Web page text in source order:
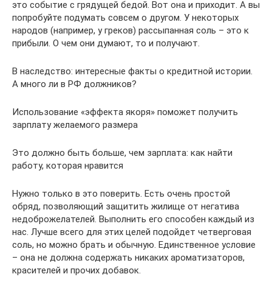
это событие с грядущей бедой. Вот она и приходит. А вы
попробуйте подумать совсем о другом. У некоторых
народов (например, у греков) рассыпанная соль – это к
прибыли. О чем они думают, то и получают.
В наследство: интересные факты о кредитной истории.
А много ли в РФ должников?
Использование «эффекта якоря» поможет получить
зарплату желаемого размера
Это должно быть больше, чем зарплата: как найти
работу, которая нравится
Нужно только в это поверить. Есть очень простой
обряд, позволяющий защитить жилище от негатива
недоброжелателей. Выполнить его способен каждый из
нас. Лучше всего для этих целей подойдет четверговая
соль, но можно брать и обычную. Единственное условие
– она не должна содержать никаких ароматизаторов,
красителей и прочих добавок.